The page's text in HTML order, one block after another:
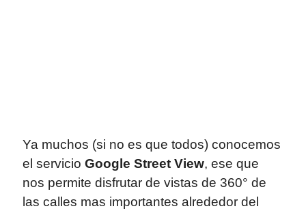
Ya muchos (si no es que todos) conocemos
el servicio Google Street View, ese que
nos permite disfrutar de vistas de 360° de
las calles mas importantes alrededor del